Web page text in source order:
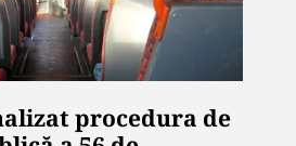
procedura de